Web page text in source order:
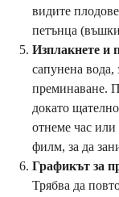
видите
петънца
Изплакнете и
сапунена вода,
преминаване.
докато
отнеме час или
филм, за да
Графикът за
Трябва да